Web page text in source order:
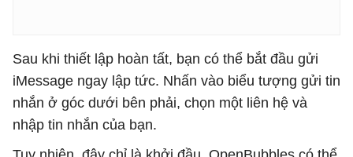
Sau khi thiết lập hoàn tất, bạn có thể bắt đầu gửi
iMessage ngay lập tức. Nhấn vào biểu tượng gửi tin
nhắn ở góc dưới bên phải, chọn một liên hệ và
nhập tin nhắn của bạn.